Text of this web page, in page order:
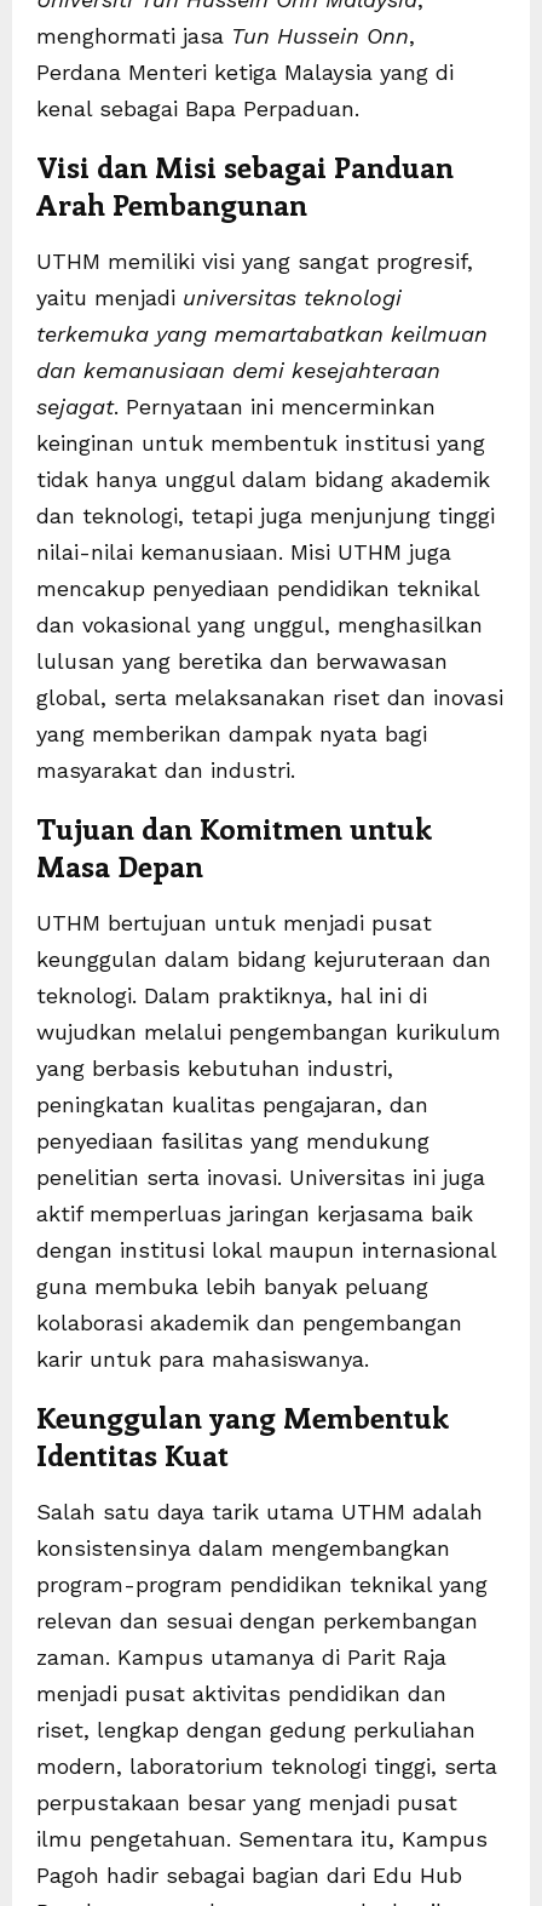
menghormati jasa Tun Hussein Onn,
Perdana Menteri ketiga Malaysia yang di
kenal sebagai Bapa Perpaduan.
Visi dan Misi sebagai Panduan
Arah Pembangunan
UTHM memiliki visi yang sangat progresif,
yaitu menjadi universitas teknologi
terkemuka yang memartabatkan keilmuan
dan kemanusiaan demi kesejahteraan
sejagat. Pernyataan ini mencerminkan
keinginan untuk membentuk institusi yang
tidak hanya unggul dalam bidang akademik
dan teknologi, tetapi juga menjunjung tinggi
nilai-nilai kemanusiaan. Misi UTHM juga
mencakup penyediaan pendidikan teknikal
dan vokasional yang unggul, menghasilkan
lulusan yang beretika dan berwawasan
global, serta melaksanakan riset dan inovasi
yang memberikan dampak nyata bagi
masyarakat dan industri.
Tujuan dan Komitmen untuk
Masa Depan
UTHM bertujuan untuk menjadi pusat
keunggulan dalam bidang kejuruteraan dan
teknologi. Dalam praktiknya, hal ini di
wujudkan melalui pengembangan kurikulum
yang berbasis kebutuhan industri,
peningkatan kualitas pengajaran, dan
penyediaan fasilitas yang mendukung
penelitian serta inovasi. Universitas ini juga
aktif memperluas jaringan kerjasama baik
dengan institusi lokal maupun internasional
guna membuka lebih banyak peluang
kolaborasi akademik dan pengembangan
karir untuk para mahasiswanya.
Keunggulan yang Membentuk
Identitas Kuat
Salah satu daya tarik utama UTHM adalah
konsistensinya dalam mengembangkan
program-program pendidikan teknikal yang
relevan dan sesuai dengan perkembangan
zaman. Kampus utamanya di Parit Raja
menjadi pusat aktivitas pendidikan dan
riset, lengkap dengan gedung perkuliahan
modern, laboratorium teknologi tinggi, serta
perpustakaan besar yang menjadi pusat
ilmu pengetahuan. Sementara itu, Kampus
Pagoh hadir sebagai bagian dari Edu Hub